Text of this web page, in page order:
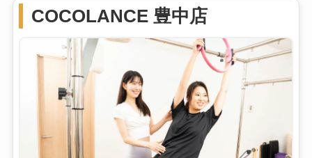
COCOLANCE 豊中店